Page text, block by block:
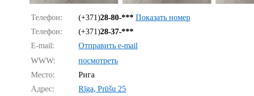
Телефон: (+371)28-80-*** Показать номер
Телефон:
(+371)28-37-***
E-mail:
Отправить e-mail
WWW:
посмотреть
Место:
Рига
Адрес:
Rīga, Prūšu 25